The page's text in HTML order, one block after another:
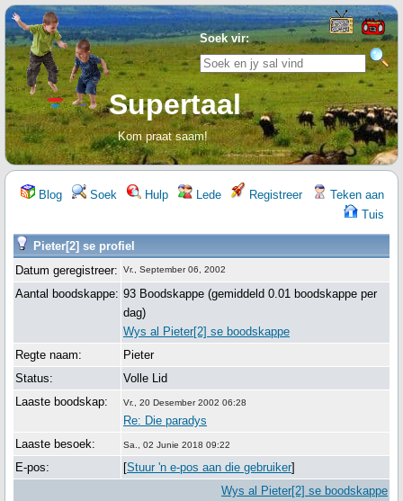
Soek vir:
Supertaal
Kom praat saam!
Blog Soek Hulp Lede Registreer
Teken aan
Tuis
Pieter[2] se profiel
Datum geregistreer:
Vr., September 06, 2002
Aantal boodskappe: 93 Boodskappe (gemiddeld 0.01 boodskappe per
dag)
Wys al Pieter[2] se boodskappe
Regte naam:
Pieter
Status:
Volle Lid
Laaste boodskap:
Vr., 20 Desember 2002 06:28
Re: Die paradys
Laaste besoek:
Sa., 02 Junie 2018 09:22
E-pos: [Stuur 'n e-pos aan die gebruiker]
Wys al Pieter[2] se boodskappe